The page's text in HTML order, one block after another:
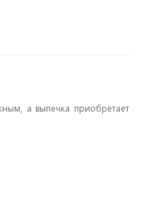
а выпечка приобретает